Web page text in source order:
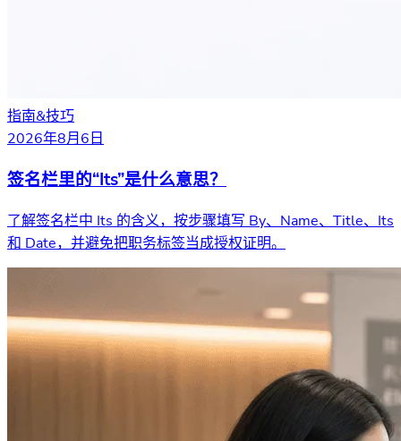
指南&技巧
2026年8月6日
签名栏里的“Its”是什么意思？
了解签名栏中 Its 的含义，按步骤填写 By、Name、Title、Its
和 Date，并避免把职务标签当成授权证明。